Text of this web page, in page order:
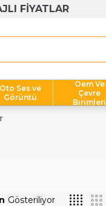
FİYATLAR
Oto Ses ve
Görüntü
Oem Ve
Çevre
Birimleri